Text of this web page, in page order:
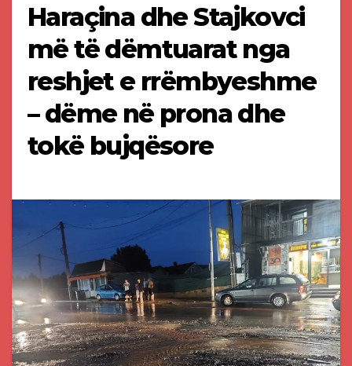
Haraçina dhe Stajkovci
më të dëmtuarat nga
reshjet e rrëmbyeshme
– dëme në prona dhe
tokë bujqësore